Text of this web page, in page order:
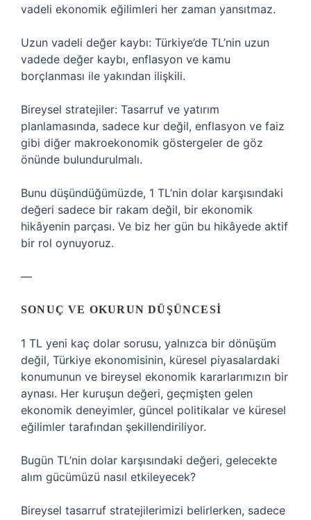
vadeli ekonomik eğilimleri her zaman yansıtmaz.
Uzun vadeli değer kaybı: Türkiye’de TL’nin uzun
vadede değer kaybı, enflasyon ve kamu
borçlanması ile yakından ilişkili.
Bireysel stratejiler: Tasarruf ve yatırım
planlamasında, sadece kur değil, enflasyon ve faiz
gibi diğer makroekonomik göstergeler de göz
önünde bulundurulmalı.
Bunu düşündüğümüzde, 1 TL’nin dolar karşısındaki
değeri sadece bir rakam değil, bir ekonomik
hikâyenin parçası. Ve biz her gün bu hikâyede aktif
bir rol oynuyoruz.
—
SONUÇ VE OKURUN DÜŞÜNCESI
1 TL yeni kaç dolar sorusu, yalnızca bir dönüşüm
değil, Türkiye ekonomisinin, küresel piyasalardaki
konumunun ve bireysel ekonomik kararlarımızın bir
aynası. Her kuruşun değeri, geçmişten gelen
ekonomik deneyimler, güncel politikalar ve küresel
eğilimler tarafından şekillendiriliyor.
Bugün TL’nin dolar karşısındaki değeri, gelecekte
alım gücümüzü nasıl etkileyecek?
Bireysel tasarruf stratejilerimizi belirlerken, sadece